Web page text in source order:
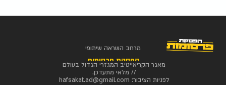
מרחב השראה שיתופי
הפסקת פרסומות
מאגר הקריאייטיב המגזרי הגדול בעולם
// מלאי מתעדכן.
לפניות הציבור: hafsakat.ad@gmail.com